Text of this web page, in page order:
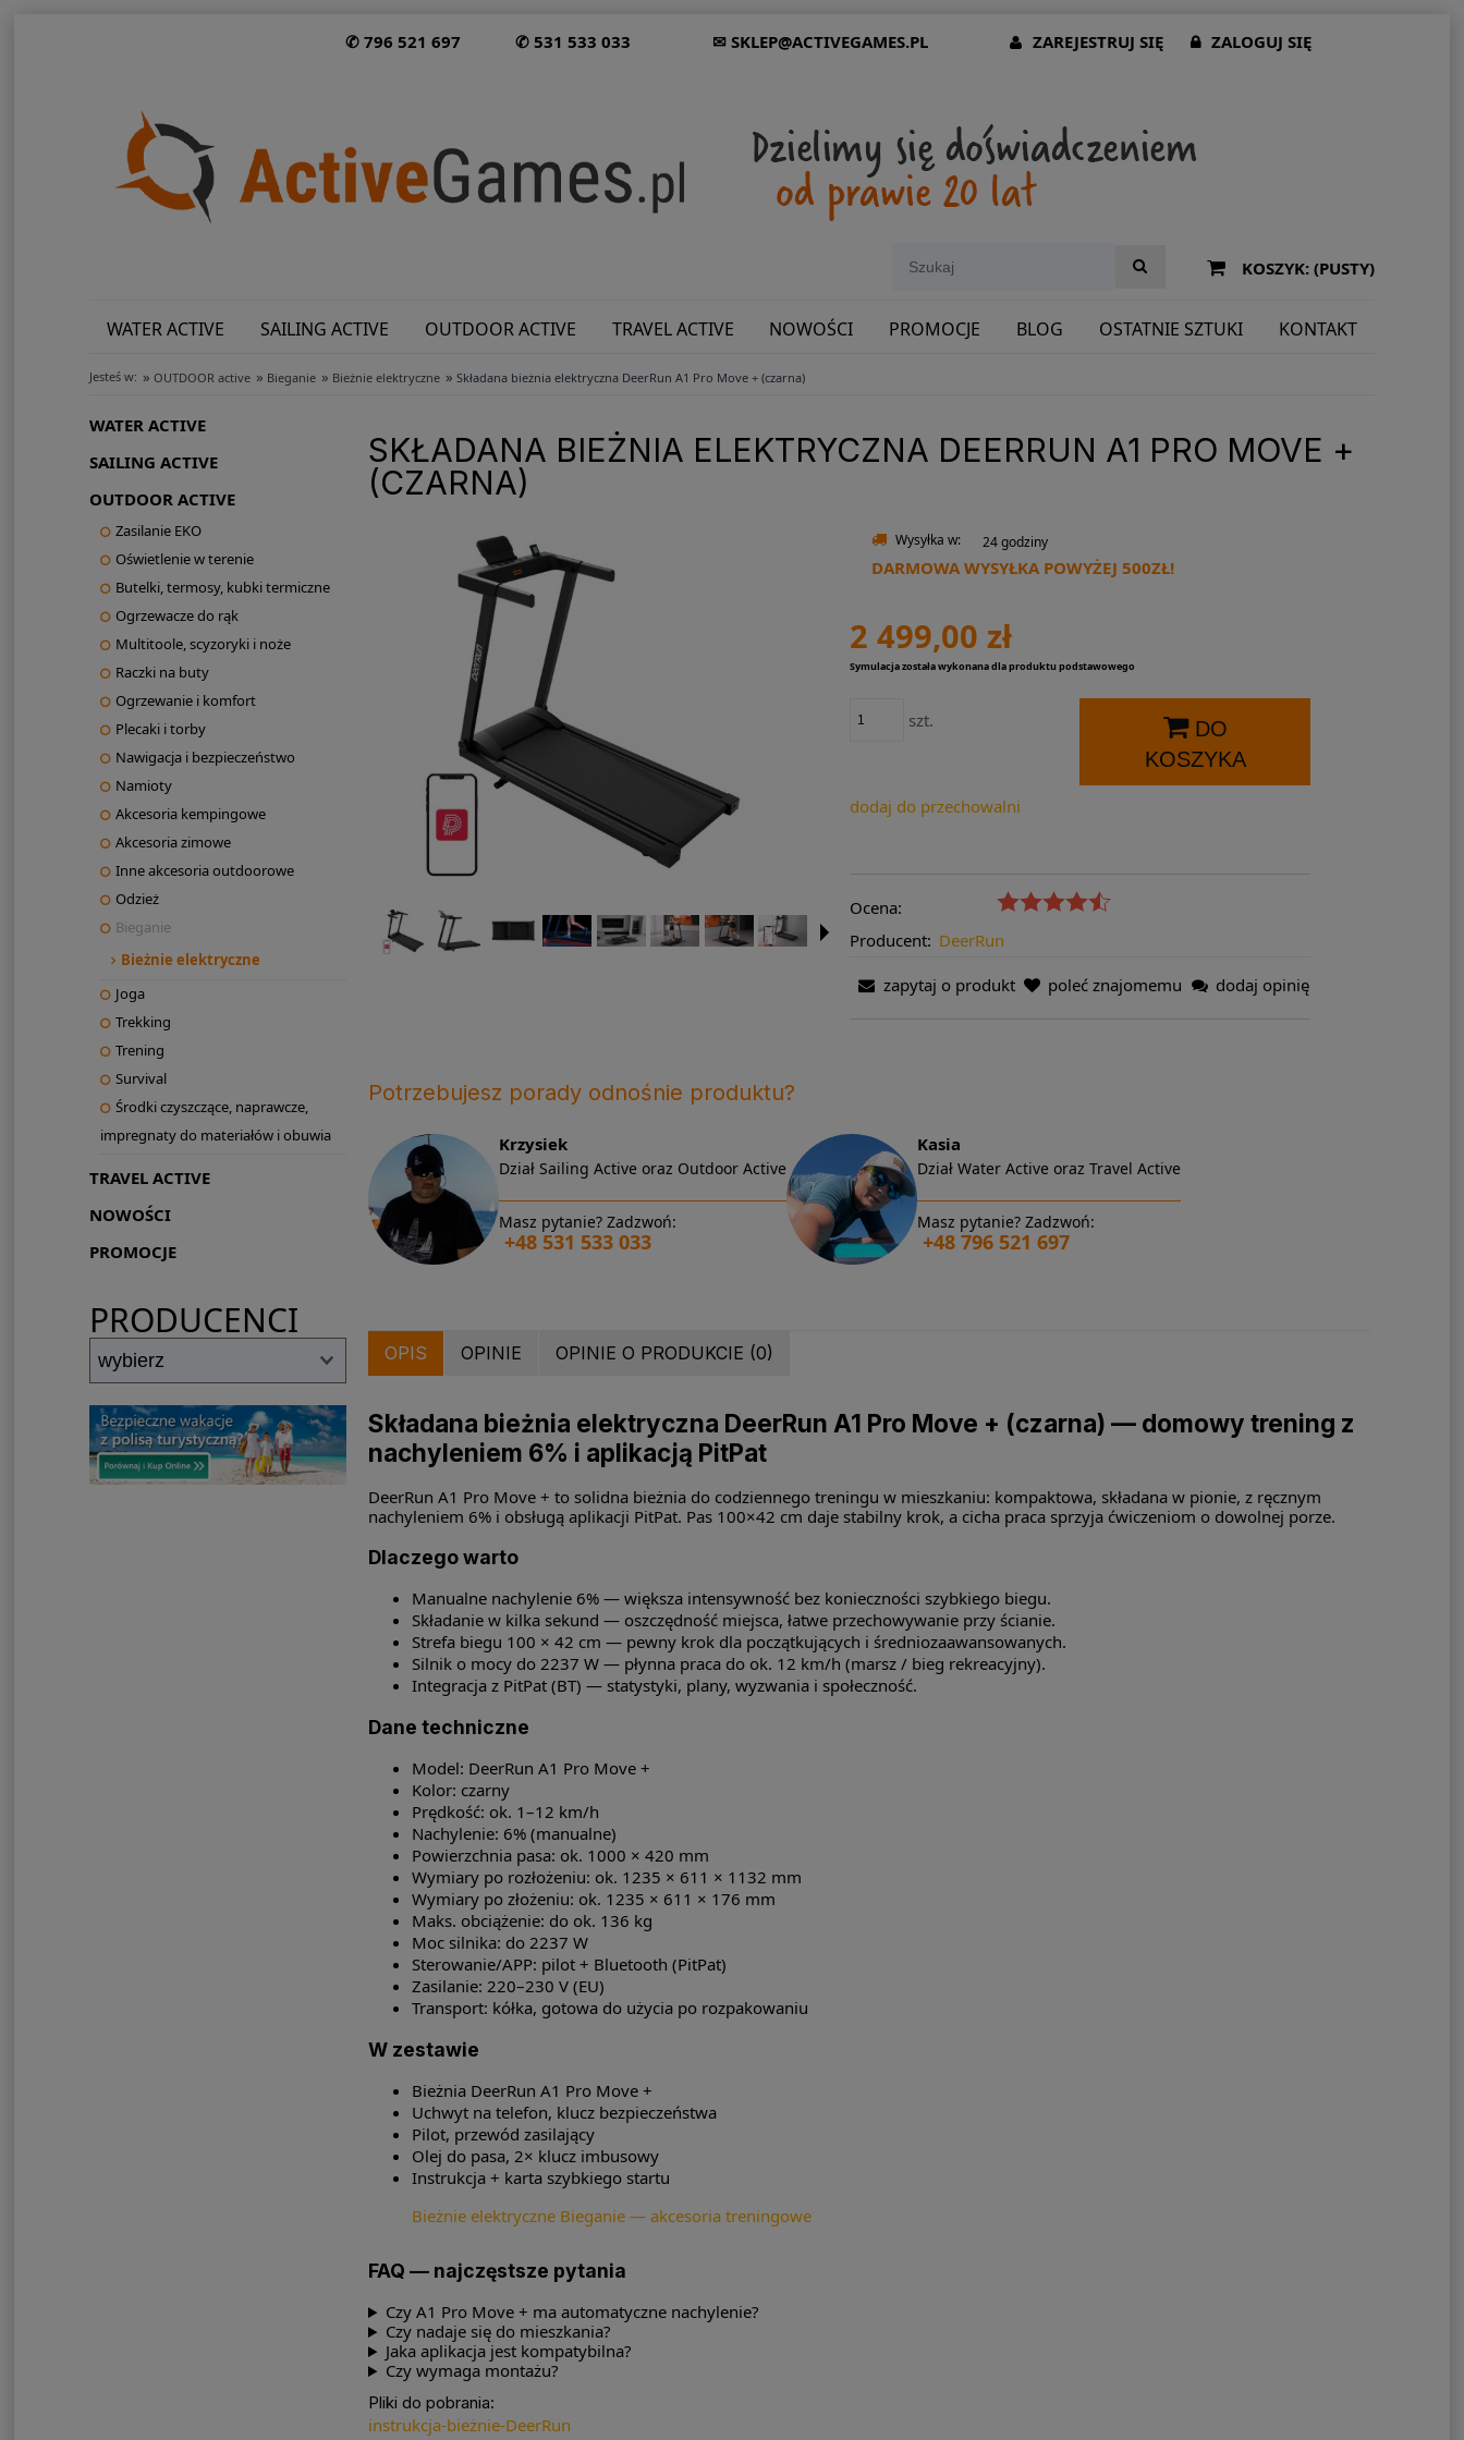
✆ 796 521 697 ✆ 531 533 033 ✉ SKLEP@ACTIVEGAMES.PL ZAREJESTRUJ SIĘ ZALOGUJ SIĘ
KOSZYK: (PUSTY)
WATER ACTIVE SAILING ACTIVE OUTDOOR ACTIVE TRAVEL ACTIVE NOWOŚCI PROMOCJE BLOG OSTATNIE SZTUKI KONTAKT
SHOWROOM: ODWIEDŹ NAS NA ŚLĄSKU!
Jesteś w: » OUTDOOR active » Bieganie » Bieżnie elektryczne » Składana bieżnia elektryczna DeerRun A1 Pro Move + (czarna)
WATER ACTIVE
SAILING ACTIVE
OUTDOOR ACTIVE
Zasilanie EKO
Oświetlenie w terenie
Butelki, termosy, kubki termiczne
Ogrzewacze do rąk
Multitoole, scyzoryki i noże
Raczki na buty
Ogrzewanie i komfort
Plecaki i torby
Nawigacja i bezpieczeństwo
Namioty
Akcesoria kempingowe
Akcesoria zimowe
Inne akcesoria outdoorowe
Odzież
Bieganie
Bieżnie elektryczne
Joga
Trekking
Trening
Survival
Środki czyszczące, naprawcze,
impregnaty do materiałów i obuwia
TRAVEL ACTIVE
NOWOŚCI
PROMOCJE
PRODUCENCI
SKŁADANA BIEŻNIA ELEKTRYCZNA DEERRUN A1 PRO MOVE +
(CZARNA)
Wysyłka w: 24 godziny
DARMOWA WYSYŁKA POWYŻEJ 500ZŁ!
2 499,00 zł
Symulacja została wykonana dla produktu podstawowego
szt.
DO
KOSZYKA
dodaj do przechowalni
Ocena:
Producent: DeerRun
zapytaj o produkt poleć znajomemu dodaj opinię
Potrzebujesz porady odnośnie produktu?
Krzysiek
Dział Sailing Active oraz Outdoor Active
Masz pytanie? Zadzwoń:
+48 531 533 033
Kasia
Dział Water Active oraz Travel Active
Masz pytanie? Zadzwoń:
+48 796 521 697
OPIS OPINIE OPINIE O PRODUKCIE (0)
Składana bieżnia elektryczna DeerRun A1 Pro Move + (czarna) — domowy trening z
nachyleniem 6% i aplikacją PitPat
DeerRun A1 Pro Move + to solidna bieżnia do codziennego treningu w mieszkaniu: kompaktowa, składana w pionie, z ręcznym
nachyleniem 6% i obsługą aplikacji PitPat. Pas 100×42 cm daje stabilny krok, a cicha praca sprzyja ćwiczeniom o dowolnej porze.
Dlaczego warto
Manualne nachylenie 6% — większa intensywność bez konieczności szybkiego biegu.
Składanie w kilka sekund — oszczędność miejsca, łatwe przechowywanie przy ścianie.
Strefa biegu 100 × 42 cm — pewny krok dla początkujących i średniozaawansowanych.
Silnik o mocy do 2237 W — płynna praca do ok. 12 km/h (marsz / bieg rekreacyjny).
Integracja z PitPat (BT) — statystyki, plany, wyzwania i społeczność.
Dane techniczne
Model: DeerRun A1 Pro Move +
Kolor: czarny
Prędkość: ok. 1–12 km/h
Nachylenie: 6% (manualne)
Powierzchnia pasa: ok. 1000 × 420 mm
Wymiary po rozłożeniu: ok. 1235 × 611 × 1132 mm
Wymiary po złożeniu: ok. 1235 × 611 × 176 mm
Maks. obciążenie: do ok. 136 kg
Moc silnika: do 2237 W
Sterowanie/APP: pilot + Bluetooth (PitPat)
Zasilanie: 220–230 V (EU)
Transport: kółka, gotowa do użycia po rozpakowaniu
W zestawie
Bieżnia DeerRun A1 Pro Move +
Uchwyt na telefon, klucz bezpieczeństwa
Pilot, przewód zasilający
Olej do pasa, 2× klucz imbusowy
Instrukcja + karta szybkiego startu
Bieżnie elektryczne Bieganie — akcesoria treningowe
FAQ — najczęstsze pytania
Czy A1 Pro Move + ma automatyczne nachylenie?
Czy nadaje się do mieszkania?
Jaka aplikacja jest kompatybilna?
Czy wymaga montażu?
Pliki do pobrania:
instrukcja-bieżnie-DeerRun